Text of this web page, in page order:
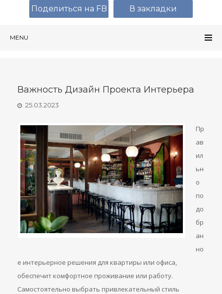
MENU
Важность Дизайн Проекта Интерьера
25.03.2023
Пр
ав
ил
ьн
о
по
до
бр
ан
но
е интерьерное решения для квартиры или офиса,
обеспечит комфортное проживание или работу.
Самостоятельно выбрать привлекательный стиль
Поделиться на FB В закладки